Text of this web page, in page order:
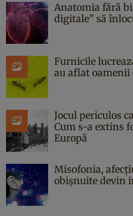
Anatomia fără
digitale” să
Furnicile
au aflat oamenii
Jocul periculos
Cum s-a extins
Europă
Misofonia,
obișnuite devin